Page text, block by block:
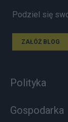
Podziel się
ZAŁÓŻ BLOG
Polityka
Gospodarka